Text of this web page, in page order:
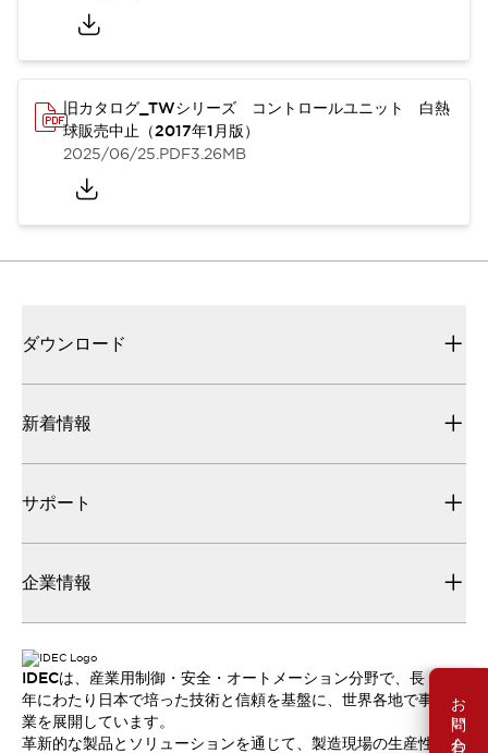
お問い合わせ
旧カタログ_TWシリーズ コントロールユニット 白熱
球販売中止（2017年1月版）
2025/06/25.PDF3.26MB
ダウンロード
新着情報
サポート
企業情報
IDECは、産業用制御・安全・オートメーション分野で、長
年にわたり日本で培った技術と信頼を基盤に、世界各地で事
業を展開しています。
革新的な製品とソリューションを通じて、製造現場の生産性